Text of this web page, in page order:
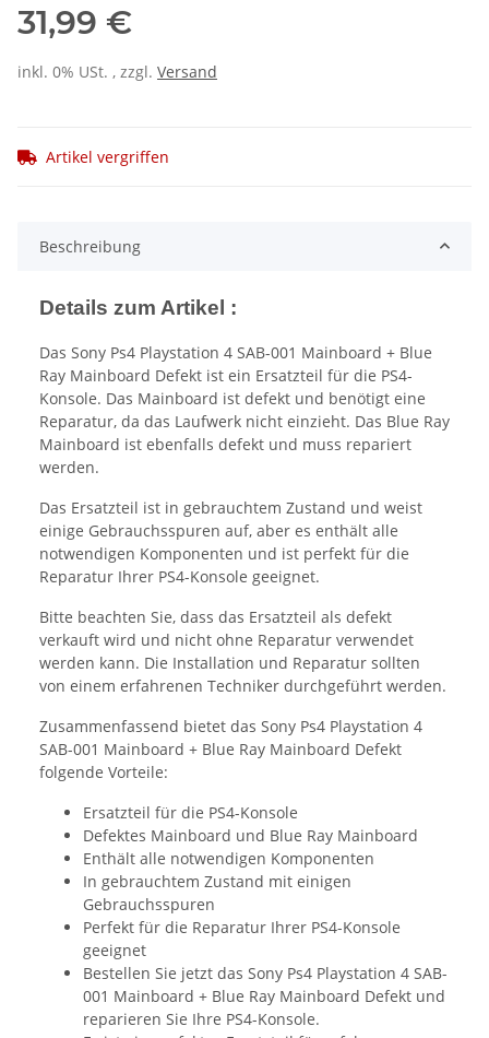
31,99 €
inkl. 0% USt. , zzgl. Versand
Artikel vergriffen
Beschreibung
Details zum Artikel :
Das Sony Ps4 Playstation 4 SAB-001 Mainboard + Blue
Ray Mainboard Defekt ist ein Ersatzteil für die PS4-
Konsole. Das Mainboard ist defekt und benötigt eine
Reparatur, da das Laufwerk nicht einzieht. Das Blue Ray
Mainboard ist ebenfalls defekt und muss repariert
werden.
Das Ersatzteil ist in gebrauchtem Zustand und weist
einige Gebrauchsspuren auf, aber es enthält alle
notwendigen Komponenten und ist perfekt für die
Reparatur Ihrer PS4-Konsole geeignet.
Bitte beachten Sie, dass das Ersatzteil als defekt
verkauft wird und nicht ohne Reparatur verwendet
werden kann. Die Installation und Reparatur sollten
von einem erfahrenen Techniker durchgeführt werden.
Zusammenfassend bietet das Sony Ps4 Playstation 4
SAB-001 Mainboard + Blue Ray Mainboard Defekt
folgende Vorteile:
Ersatzteil für die PS4-Konsole
Defektes Mainboard und Blue Ray Mainboard
Enthält alle notwendigen Komponenten
In gebrauchtem Zustand mit einigen
Gebrauchsspuren
Perfekt für die Reparatur Ihrer PS4-Konsole
geeignet
Bestellen Sie jetzt das Sony Ps4 Playstation 4 SAB-
001 Mainboard + Blue Ray Mainboard Defekt und
reparieren Sie Ihre PS4-Konsole.